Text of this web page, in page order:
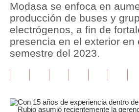
Finanzas Personales
Inmobiliarias
Plus G
Modasa se enfoca en
producción de buses y
electrógenos, a fin de
presencia en el exterior en
semestre del 2023.